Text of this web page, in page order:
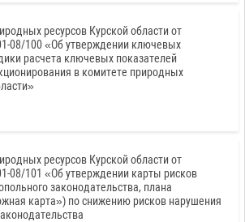
ресурсов Курской области от
08/100 «Об утверждении ключевых
расчета ключевых показателей
в комитете природных
ресурсов Курской области от
08/101 «Об утверждении карты рисков
законодательства, плана
карта») по снижению рисков нарушения